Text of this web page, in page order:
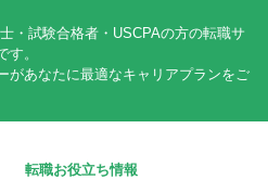
・試験合格者・USCPAの方の転職サ
。
があなたに最適なキャリアプランをご
転職お役立ち情報